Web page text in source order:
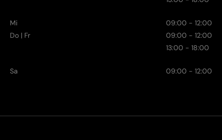
Mi
09:00 - 12:00
Do | Fr
09:00 - 12:00
13:00 - 18:00
Sa 09:00 - 12:00